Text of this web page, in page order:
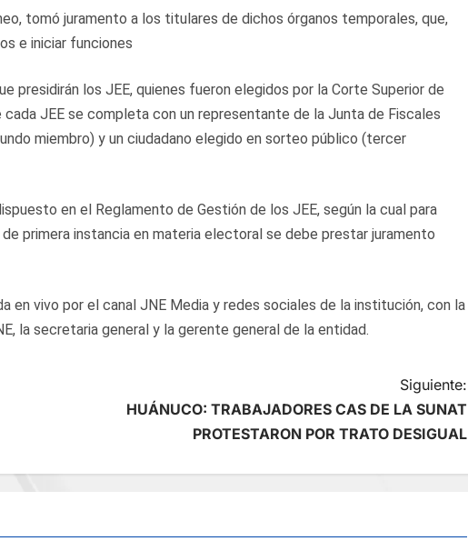
tomó juramento a los titulares de dichos órganos temporales, que,
e iniciar funciones
presidirán los JEE, quienes fueron elegidos por la Corte Superior de
JEE se completa con un representante de la Junta de Fiscales
miembro) y un ciudadano elegido en sorteo público (tercer
en el Reglamento de Gestión de los JEE, según la cual para
primera instancia en materia electoral se debe prestar juramento
en vivo por el canal JNE Media y redes sociales de la institución, con la
la secretaria general y la gerente general de la entidad.
Siguiente:
HUÁNUCO: TRABAJADORES CAS DE LA SUNAT
PROTESTARON POR TRATO DESIGUAL